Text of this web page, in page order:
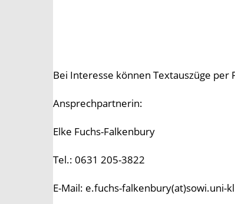
Bei Interesse können Textauszüge
Ansprechpartnerin:
Elke Fuchs-Falkenbury
Tel.: 0631 205-3822
E-Mail: e.fuchs-falkenbury(at)sowi.uni-